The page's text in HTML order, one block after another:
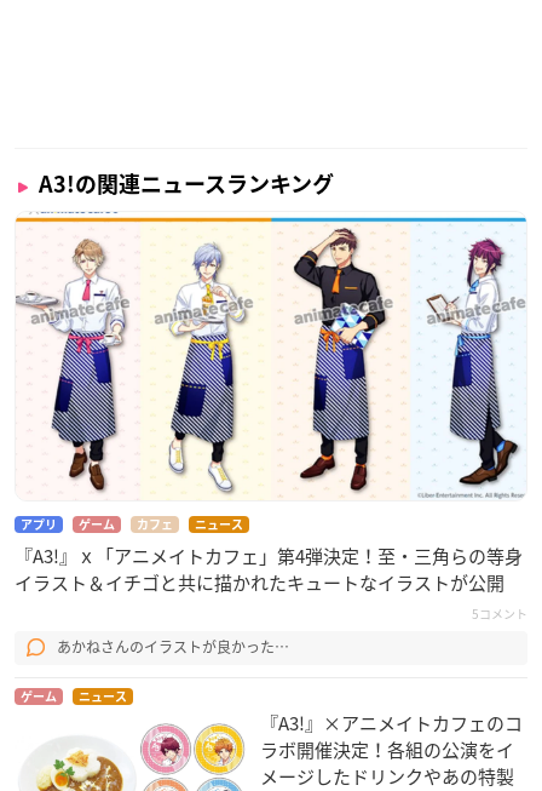
A3!の関連ニュースランキング
アプリ ゲーム カフェ ニュース
『A3!』ｘ「アニメイトカフェ」第4弾決定！至・三角らの等身
イラスト＆イチゴと共に描かれたキュートなイラストが公開
5コメント
あかねさんのイラストが良かった…
ゲーム ニュース
『A3!』×アニメイトカフェのコ
ラボ開催決定！各組の公演をイ
メージしたドリンクやあの特製